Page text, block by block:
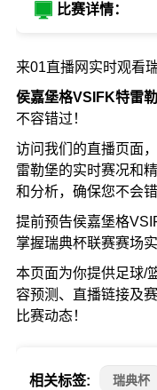
比赛详情：
来01直播网实时观看
侯嘉堡格VSIFK特雷
不容错过！
访问我们的直播页面
雷勒堡的实时赛况和
和分析，确保您不会
提前预告侯嘉堡格
掌握瑞典杯联赛赛场
本页面为你提供足球/
容预测、直播链接及
比赛动态！
相关标签: 瑞典杯